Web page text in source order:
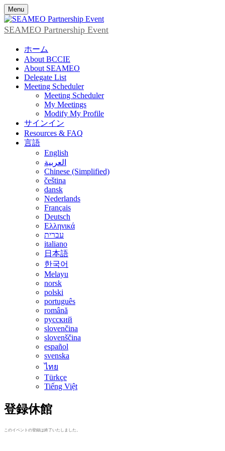
Menu
SEAMEO Partnership Event
ホーム
About BCCIE
About SEAMEO
Delegate List
Meeting Scheduler
Meeting Scheduler
My Meetings
Modify My Profile
サインイン
Resources & FAQ
言語
English
العربية
Chinese (Simplified)
čeština
dansk
Nederlands
Français
Deutsch
Ελληνικά
עברית
italiano
日本語
한국어
Melayu
norsk
polski
português
română
русский
slovenčina
slovenščina
español
svenska
ไทย
Türkçe
Tiếng Việt
登録休館
このイベントの登録は終了いたしました。